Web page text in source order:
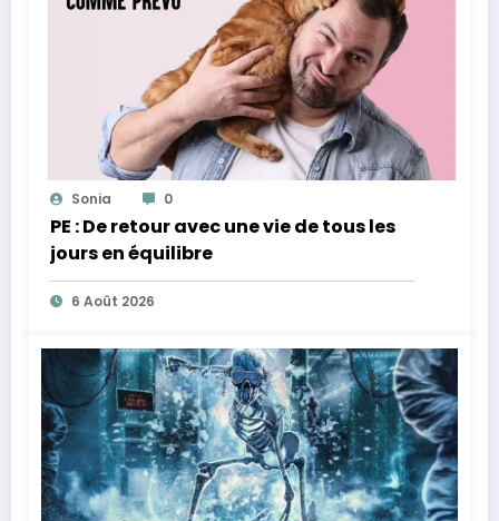
Sonia 0
PE : De retour avec une vie de tous les
jours en équilibre
6 Août 2026